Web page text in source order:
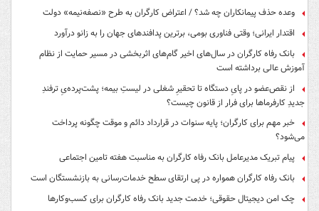
وعده حذف پیمانکاران چه شد؟ / اعتراض کارگران به طرح «نصفه‌نیمه» دولت
اقتدار ایرانی؛ وقتی فناوری بومی، برترین پدافندهای جهان را به زانو درآورد
بانک رفاه کارگران در سال‌های اخیر گام‌های اثربخشی در مسیر حمایت از نظام
آموزش عالی برداشته است
از نقص‌عضو در پایِ دستگاه تا تحقیرِ شغلی در لیستِ بیمه؛ پشت‌پرده‌یِ ترفندِ
جدیدِ کارفرماها برای فرار از قانون چیست؟
خبر مهم برای کارگران؛ پایه سنوات در قرارداد دائم و موقت چگونه پرداخت
می‌شود؟
پیام تبریک مدیرعامل بانک رفاه کارگران به مناسبت هفته تامین اجتماعی
بانک رفاه کارگران همواره در پی ارتقای سطح خدمات‌رسانی به بازنشستگان است
چک امن دیجیتال حقوقی؛ خدمت جدید بانک رفاه کارگران برای کسب‌وکارها